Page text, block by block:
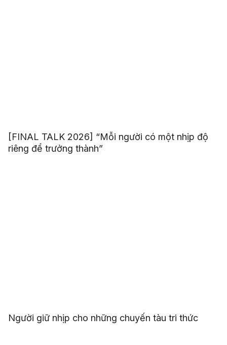
[FINAL TALK 2026] “Mỗi người có một nhịp độ
riêng để trưởng thành”
Người giữ nhịp cho những chuyến tàu tri thức